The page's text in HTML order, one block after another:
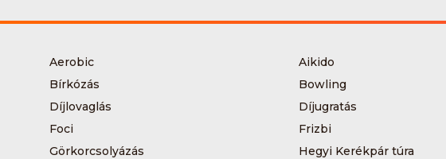
Aerobic Aikido
Bírkózás
Bowling
Díjlovaglás
Díjugratás
Foci
Frizbi
Görkorcsolyázás
Hegyi Kerékpár túra